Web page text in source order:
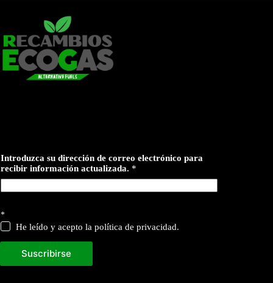
e
d
i
r
c
c
i
ó
p
Introduzca su dirección de correo electrónico para
recibir información actualizada. *
*
He leído y acepto la política de privacidad.
Suscribirse